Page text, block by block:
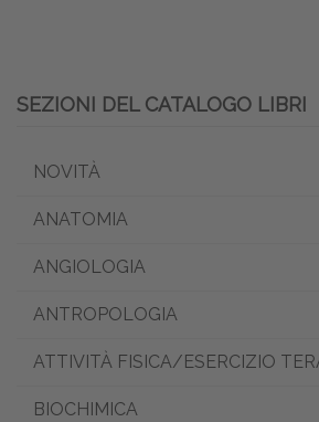
SEZIONI DEL CATALOGO LIBRI
NOVITÀ
ANATOMIA
ANGIOLOGIA
ANTROPOLOGIA
ATTIVITÀ FISICA/ESERCIZIO
BIOCHIMICA